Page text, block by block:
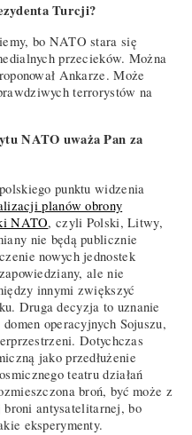
Turcji?
bo NATO stara się
przecieków. Można
Ankarze. Może
terrorystów na
NATO uważa Pan za
punktu widzenia
planów obrony
NATO, czyli Polski, Litwy,
nie będą publicznie
nowych jednostek
ale nie
innymi zwiększyć
Druga decyzja to uznanie
operacyjnych Sojuszu,
Dotychczas
jako przedłużenie
teatru działań
broń, być może z
antysatelitarnej, bo
eksperymenty.